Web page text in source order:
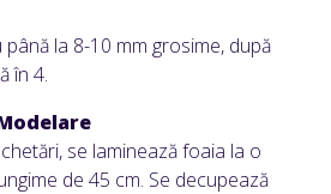
la 8-10 mm grosime, după
în 4.
se laminează foaia la o
de 45 cm. Se decupează